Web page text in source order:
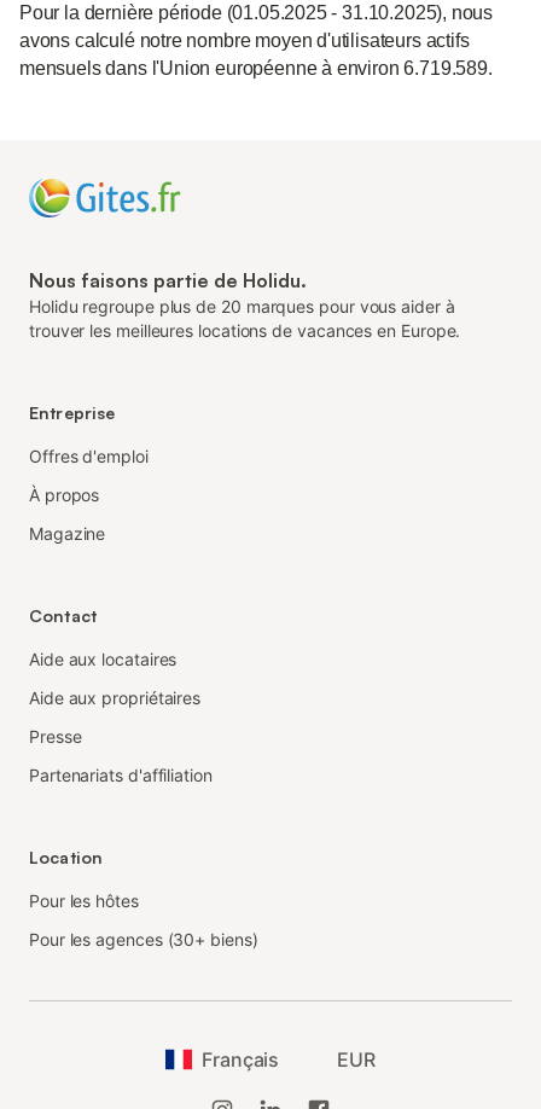
Pour la dernière période (01.05.2025 - 31.10.2025), nous
avons calculé notre nombre moyen d'utilisateurs actifs
mensuels dans l'Union européenne à environ 6.719.589.
Nous faisons partie de Holidu.
Holidu regroupe plus de 20 marques pour vous aider à
trouver les meilleures locations de vacances en Europe.
Entreprise
Offres d'emploi
À propos
Magazine
Contact
Aide aux locataires
Aide aux propriétaires
Presse
Partenariats d'affiliation
Location
Pour les hôtes
Pour les agences (30+ biens)
Français EUR